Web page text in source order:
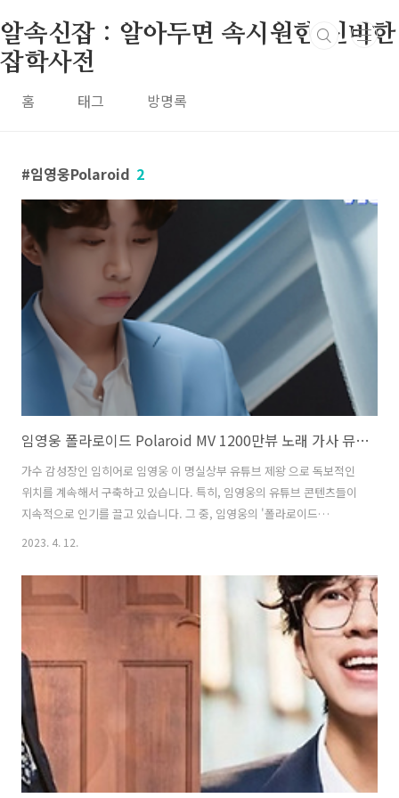
알속신잡 : 알아두면 속시원한 신비한
잡학사전
홈 태그 방명록
임영웅Polaroid 2
임영웅 폴라로이드 Polaroid MV 1200만뷰 노래 가사 뮤비 영어가사 번역 곡설명
가수 감성장인 임히어로 임영웅 이 명실상부 유튜브 제왕 으로 독보적인
위치를 계속해서 구축하고 있습니다. 특히, 임영웅의 유튜브 콘텐츠들이
지속적으로 인기를 끌고 있습니다. 그 중, 임영웅의 '폴라로이드
Polaroid' 뮤직비디오 MV가 1200만 뷰를 달성했습니다. 1. 임영웅 '폴
유튜브 채널에 게재된 '폴라로이드 Polaroid' 뮤직비디오 MV가 2023년
4월 10일 조회수 1200만 뷰를 넘어섰습니다. '폴라로이드' 뮤직비디오
에는 촬영 준비로 분주한 스튜디오 속에서의 임영웅의 모습으로 시작해
다채로운 매력이 담겨져 있습니다. 2. 임영웅 - 폴라로이드 Polaroid [가
사/MV] ‘폴라로이드 (Polaroi..
2023. 4. 12.